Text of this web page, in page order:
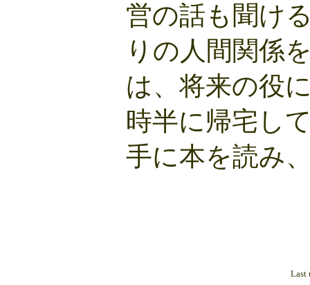
営の話も聞け
りの人間関係
は、将来の役
時半に帰宅し
手に本を読み
Last